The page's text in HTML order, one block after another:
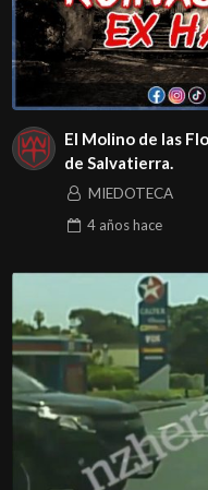
El Molino de las
de Salvatierra.
MIEDOTECA
4 añoshace